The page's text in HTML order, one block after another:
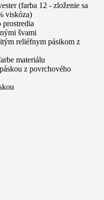
(farba 12 - zloženie sa
viskóza)
prostredia
švami
reliéfnym pásikom z
materiálu
z povrchového